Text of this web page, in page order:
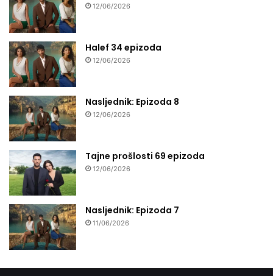
12/06/2026
Halef 34 epizoda
12/06/2026
Nasljednik: Epizoda 8
12/06/2026
Tajne prošlosti 69 epizoda
12/06/2026
Nasljednik: Epizoda 7
11/06/2026